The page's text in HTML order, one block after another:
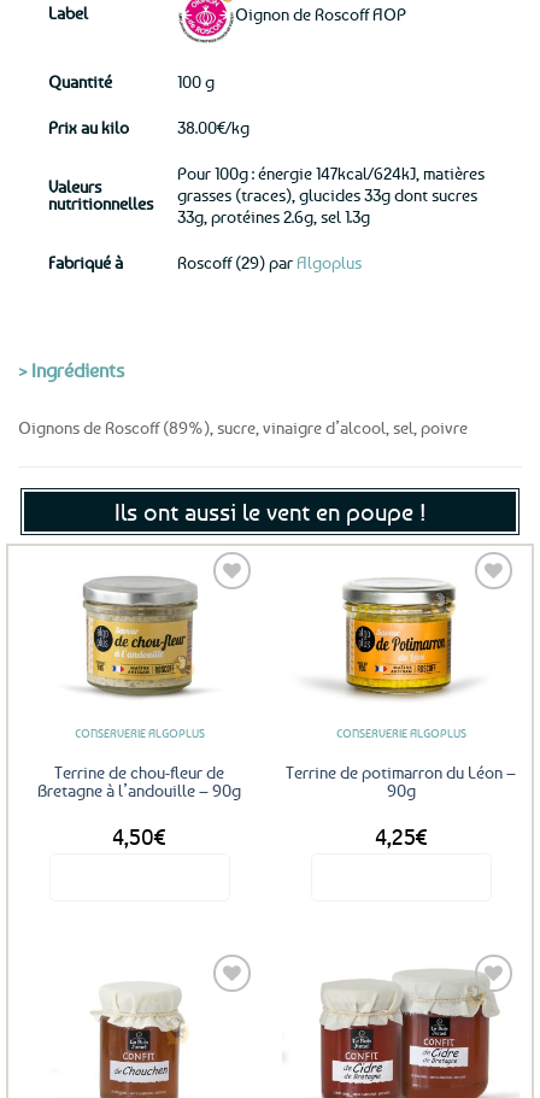
Label Oignon de Roscoff AOP
Quantité 100 g
Prix au kilo 38.00€/kg
Valeurs
nutritionnelles
Pour 100g : énergie 147kcal/624kJ, matières
grasses (traces), glucides 33g dont sucres
33g, protéines 2.6g, sel 1.3g
Fabriqué à Roscoff (29) parAlgoplus
> Ingrédients
Oignons de Roscoff (89%), sucre, vinaigre d’alcool, sel, poivre
Ils ont aussi le vent en poupe !
CONSERVERIE ALGOPLUS
Terrine de chou-fleur de
Bretagne à l’andouille – 90g
4,50€
favoris
CONSERVERIE ALGOPLUS
Terrine de potimarron du Léon –
90g
4,25€
Ajouter
aux
favoris